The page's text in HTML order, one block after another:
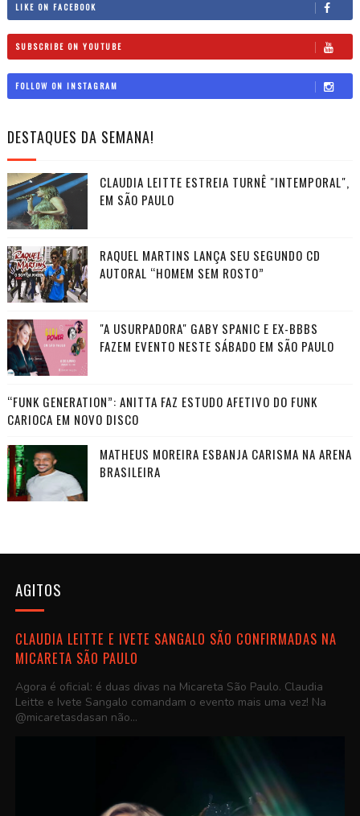
LIKE ON FACEBOOK
SUBSCRIBE ON YOUTUBE
FOLLOW ON INSTAGRAM
DESTAQUES DA SEMANA!
CLAUDIA LEITTE ESTREIA TURNÊ "INTEMPORAL",
EM SÃO PAULO
RAQUEL MARTINS LANÇA SEU SEGUNDO CD
AUTORAL “HOMEM SEM ROSTO”
"A USURPADORA" GABY SPANIC E EX-BBBS
FAZEM EVENTO NESTE SÁBADO EM SÃO PAULO
“FUNK GENERATION”: ANITTA FAZ ESTUDO AFETIVO DO FUNK
CARIOCA EM NOVO DISCO
MATHEUS MOREIRA ESBANJA CARISMA NA ARENA
BRASILEIRA
AGITOS
CLAUDIA LEITTE E IVETE SANGALO SÃO CONFIRMADAS NA
MICARETA SÃO PAULO
Agora é oficial: é duas divas na Micareta São Paulo. Claudia
Leitte e Ivete Sangalo comandam o evento mais uma vez! Na
@micaretasdasan não...